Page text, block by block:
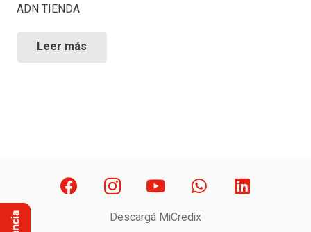
ADN TIENDA
Leer más
Descargá MiCredix